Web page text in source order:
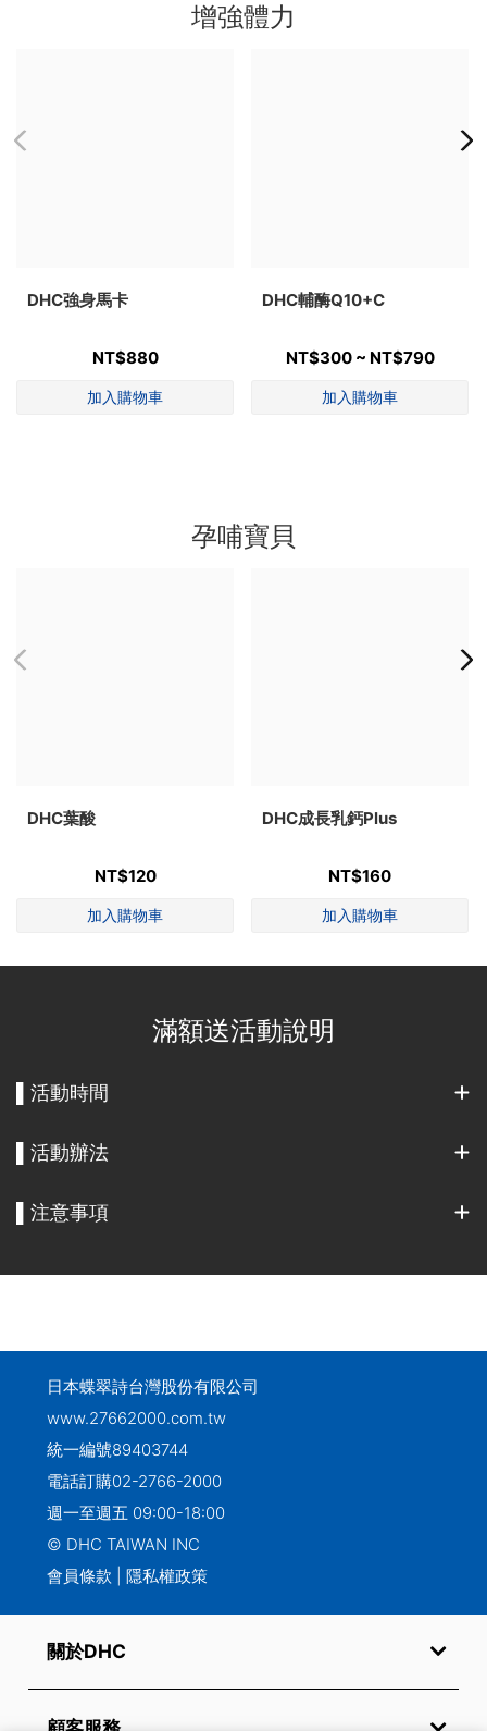
增強體力
DHC強身馬卡
NT$880
DHC輔酶Q10+C
NT$300 ~ NT$790
孕哺寶貝
DHC葉酸
NT$120
DHC成長乳鈣Plus
NT$160
滿額送活動說明
▌活動時間
▌活動辦法
▌注意事項
日本蝶翠詩台灣股份有限公司
www.27662000.com.tw
統一編號89403744
電話訂購02-2766-2000
週一至週五 09:00-18:00
© DHC TAIWAN INC
會員條款
隱私權政策
關於DHC